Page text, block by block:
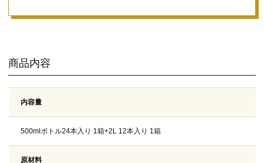
商品内容
内容量
500mlボトル24本入り 1箱+2L 12本入り 1箱
原材料